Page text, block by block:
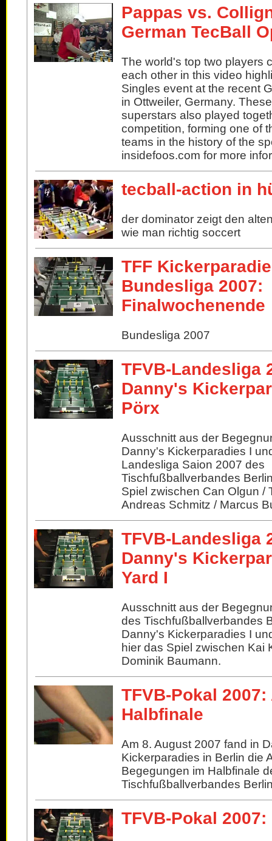
Pappas vs.
German TecBall
The world's top two players
each other in this video
Singles event at the recent
in Ottweiler, Germany.
superstars also played
competition, forming one of
teams in the history of the
insidefoos.com for more
tecball-action in
der dominator zeigt den
wie man richtig soccert
TFF
Bundesliga 2007:
Finalwochenende
Bundesliga 2007
TFVB-Landesliga
Danny's
Pörx
Ausschnitt aus der
Danny's Kickerparadies I
Landesliga Saion 2007 des
Tischfußballverbandes
Spiel zwischen Can Olgun /
Andreas Schmitz / Marcus
TFVB-Landesliga
Danny's
Yard I
Ausschnitt aus der
des Tischfußballverbandes
Danny's Kickerparadies I
hier das Spiel zwischen Kai
Dominik Baumann.
TFVB-Pokal
Halbfinale
Am 8. August 2007 fand in
Kickerparadies in Berlin die
Begegungen im Halbfinale
Tischfußballverbandes
TFVB-Pokal